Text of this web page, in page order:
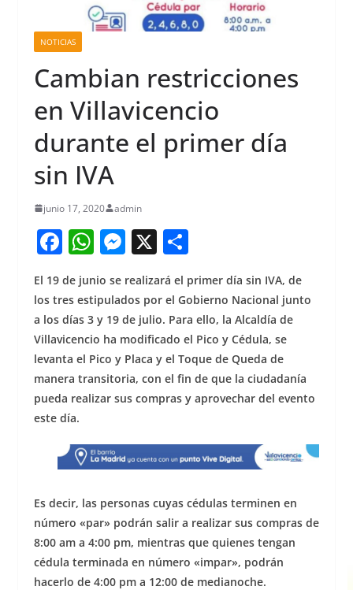
NOTICIAS
Cambian restricciones
en Villavicencio
durante el primer día
sin IVA
junio 17, 2020 admin
F
a
c
e
b
o
o
k
W
h
at
s
A
p
p
M
ss
e
n
g
er
X S
h
ar
e
El 19 de junio se realizará el primer día sin IVA, de
los tres estipulados por el Gobierno Nacional junto
a los días 3 y 19 de julio. Para ello, la Alcaldía de
Villavicencio ha modificado el Pico y Cédula, se
levanta el Pico y Placa y el Toque de Queda de
manera transitoria, con el fin de que la ciudadanía
pueda realizar sus compras y aprovechar del evento
este día.
Es decir, las personas cuyas cédulas terminen en
número «par» podrán salir a realizar sus compras de
8:00 am a 4:00 pm, mientras que quienes tengan
cédula terminada en número «impar», podrán
hacerlo de 4:00 pm a 12:00 de medianoche.